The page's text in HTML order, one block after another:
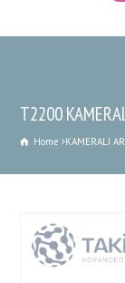
T2200
Home KAMERALI